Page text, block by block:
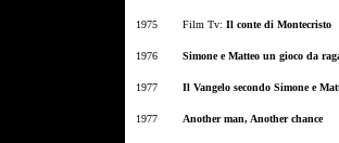
1975 Film Tv: Il conte di Montecristo
1976 Simone e Matteo un gioco da
1977 Il Vangelo secondo Simone e
1977 Another man, Another chance